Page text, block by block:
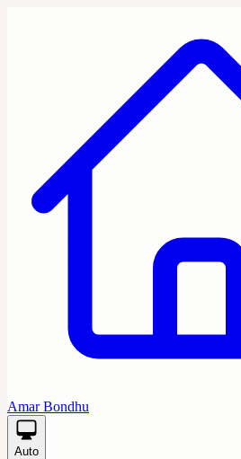
Amar Bondhu
Auto